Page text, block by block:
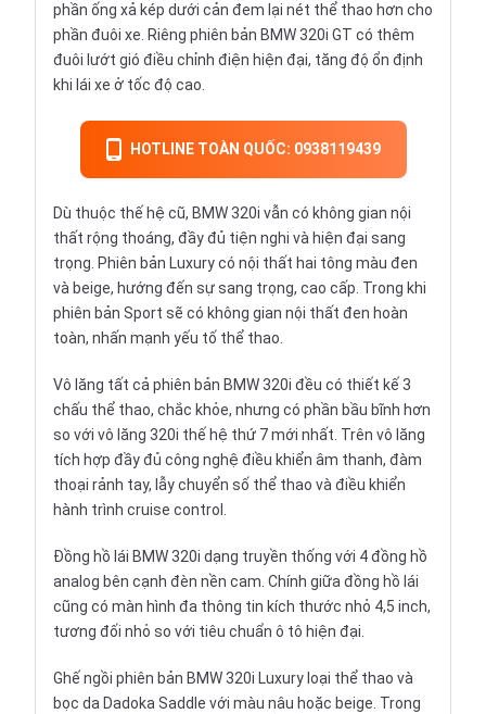
phần ống xả kép dưới cản đem lại nét thể thao hơn cho
phần đuôi xe. Riêng phiên bản BMW 320i GT có thêm
đuôi lướt gió điều chỉnh điện hiện đại, tăng độ ổn định
khi lái xe ở tốc độ cao.
HOTLINE TOÀN QUỐC: 0938119439
Dù thuộc thế hệ cũ, BMW 320i vẫn có không gian nội
thất rộng thoáng, đầy đủ tiện nghi và hiện đại sang
trọng. Phiên bản Luxury có nội thất hai tông màu đen
và beige, hướng đến sự sang trọng, cao cấp. Trong khi
phiên bản Sport sẽ có không gian nội thất đen hoàn
toàn, nhấn mạnh yếu tố thể thao.
Vô lăng tất cả phiên bản BMW 320i đều có thiết kế 3
chấu thể thao, chắc khỏe, nhưng có phần bầu bĩnh hơn
so với vô lăng 320i thế hệ thứ 7 mới nhất. Trên vô lăng
tích hợp đầy đủ công nghệ điều khiển âm thanh, đàm
thoại rảnh tay, lẫy chuyển số thể thao và điều khiển
hành trình cruise control.
Đồng hồ lái BMW 320i dạng truyền thống với 4 đồng hồ
analog bên cạnh đèn nền cam. Chính giữa đồng hồ lái
cũng có màn hình đa thông tin kích thước nhỏ 4,5 inch,
tương đối nhỏ so với tiêu chuẩn ô tô hiện đại.
Ghế ngồi phiên bản BMW 320i Luxury loại thể thao và
bọc da Dadoka Saddle với màu nâu hoặc beige. Trong